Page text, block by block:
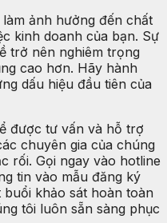
ảnh hưởng đến chất
kinh doanh của bạn. Sự
trở nên nghiêm trọng
cao hơn. Hãy hành
dấu hiệu đầu tiên của
được tư vấn và hỗ trợ
chuyên gia của chúng
rối. Gọi ngay vào hotline
tin vào mẫu đăng ký
khảo sát hoàn toàn
tôi luôn sẵn sàng phục